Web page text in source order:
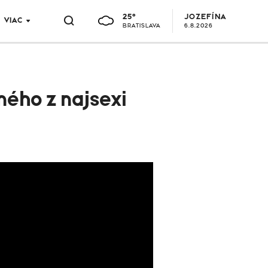
VIAC 25°
BRATISLAVA
JOZEFÍNA
6.8.2026
z najsexi